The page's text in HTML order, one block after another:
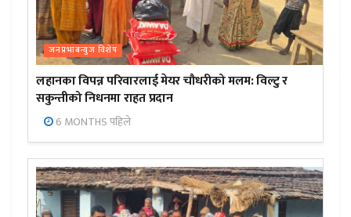
जनप्रभाबन्युज विशेष
लहानका विपन्न परिवारलाई मेयर चौधरीको मलम: विल्टु र
सकुन्तीको निधनमा राहत प्रदान
6 MONTHS पहिले